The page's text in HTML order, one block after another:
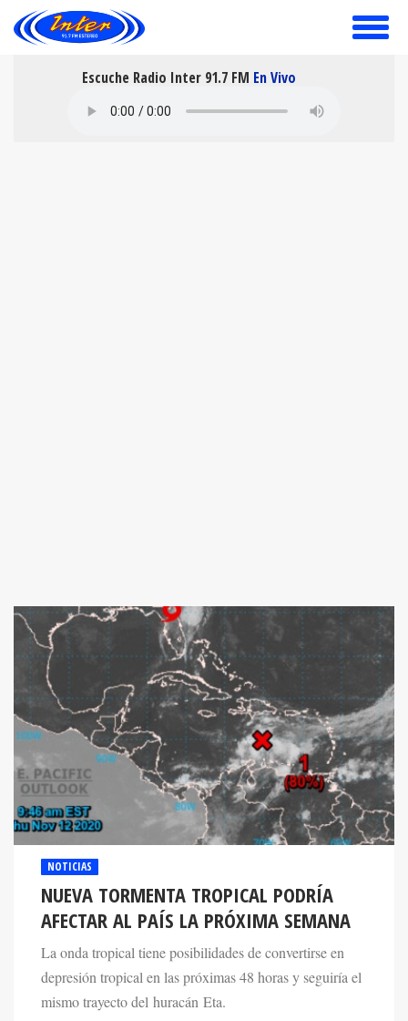
toggle
Escuche Radio Inter 91.7 FM En Vivo
NOTICIAS
NUEVA TORMENTA TROPICAL PODRÍA
AFECTAR AL PAÍS LA PRÓXIMA SEMANA
La onda tropical tiene posibilidades de convertirse en
depresión tropical en las próximas 48 horas y seguiría el
mismo trayecto del huracán Eta.